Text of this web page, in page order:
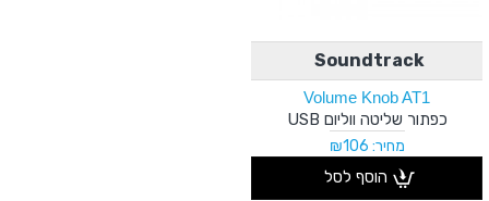
Soundtrack
Volume Knob AT1
כפתור שליטה ווליום USB
מחיר: ₪106
הוסף לסל